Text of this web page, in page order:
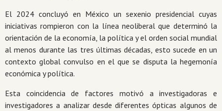
El 2024 concluyó en México un sexenio presidencial cuyas
iniciativas rompieron con la línea neoliberal que determinó la
orientación de la economía, la política y el orden social mundial
al menos durante las tres últimas décadas, esto sucede en un
contexto global convulso en el que se disputa la hegemonía
económica y política.
Esta coincidencia de factores motivó a investigadoras e
investigadores a analizar desde diferentes ópticas algunos de